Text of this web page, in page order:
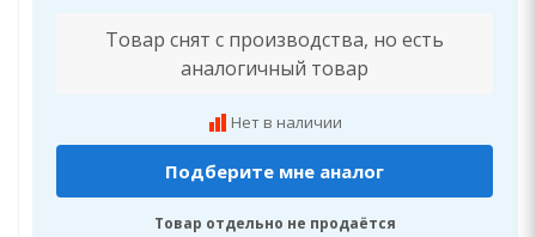
Товар снят с производства, но есть
аналогичный товар
Нет в наличии
Подберите мне аналог
Товар отдельно не продаётся